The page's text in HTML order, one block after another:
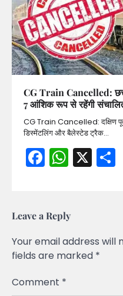
CG Train Cancelled:
7 आंशिक रूप से रहेंगी
CG Train Cancelled: दक्षिण पूर्व
डिस्मेंटलिंग और बैलेस्टेड ट्रैक…
Facebook
X
Leave a Reply
Your email address will
fields are marked *
Comment *